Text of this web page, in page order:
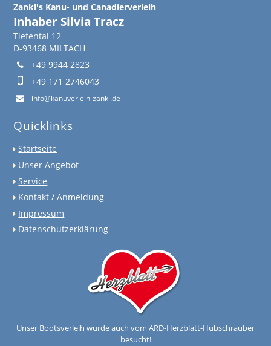
Zankl's Kanu- und Canadierverleih
Inhaber Silvia Tracz
Tiefental 12
D-93468 MILTACH
+49 9944 2823
+49 171 2746043
info@kanuverleih-zankl.de
Quicklinks
Startseite
Unser Angebot
Service
Kontakt / Anmeldung
Impressum
Datenschutzerklärung
Unser Bootsverleih wurde auch vom ARD-Herzblatt-Hubschrauber
besucht!